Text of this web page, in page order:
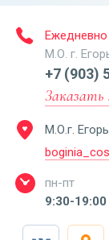
Ежедневно
М.О. г.
+7 (903)
Заказать
М.О.г.
пн-пт
9:30-19:00